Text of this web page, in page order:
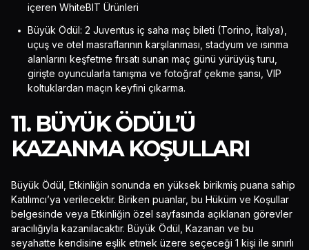
içeren WhiteBIT Ürünleri
Büyük Ödül: 2 Juventus iç saha maç bileti (Torino, İtalya),
uçuş ve otel masraflarının karşılanması, stadyum ve ısınma
alanlarını keşfetme fırsatı sunan maç günü yürüyüş turu,
girişte oyuncularla tanışma ve fotoğraf çekme şansı, VIP
koltuklardan maçın keyfini çıkarma.
11. BÜYÜK ÖDÜL’Ü
KAZANMA KOŞULLARI
Büyük Ödül, Etkinliğin sonunda en yüksek birikmiş puana sahip
Katılımcı’ya verilecektir. Biriken puanlar, bu Hüküm ve Koşullar
belgesinde veya Etkinliğin özel sayfasında açıklanan görevler
aracılığıyla kazanılacaktır. Büyük Ödül, Kazanan ve bu
seyahatte kendisine eşlik etmek üzere seçeceği 1 kişi ile sınırlı